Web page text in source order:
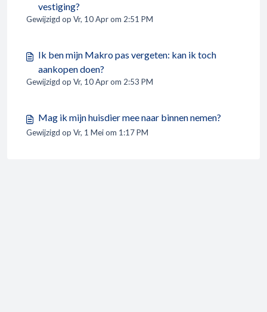
vestiging?
Gewijzigd op Vr, 10 Apr om 2:51 PM
Ik ben mijn Makro pas vergeten: kan ik toch
aankopen doen?
Gewijzigd op Vr, 10 Apr om 2:53 PM
Mag ik mijn huisdier mee naar binnen nemen?
Gewijzigd op Vr, 1 Mei om 1:17 PM